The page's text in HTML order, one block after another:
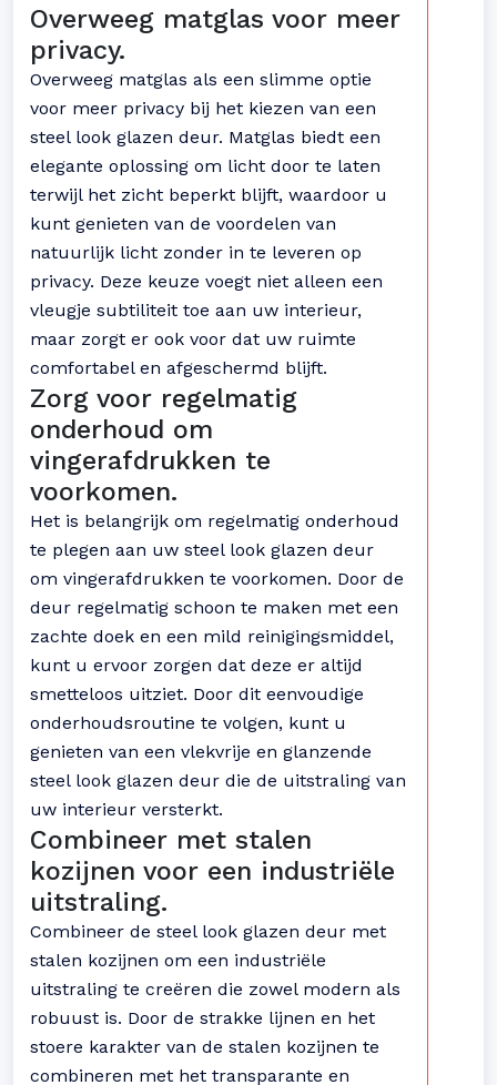
Overweeg matglas voor meer
privacy.
Overweeg matglas als een slimme optie
voor meer privacy bij het kiezen van een
steel look glazen deur. Matglas biedt een
elegante oplossing om licht door te laten
terwijl het zicht beperkt blijft, waardoor u
kunt genieten van de voordelen van
natuurlijk licht zonder in te leveren op
privacy. Deze keuze voegt niet alleen een
vleugje subtiliteit toe aan uw interieur,
maar zorgt er ook voor dat uw ruimte
comfortabel en afgeschermd blijft.
Zorg voor regelmatig
onderhoud om
vingerafdrukken te
voorkomen.
Het is belangrijk om regelmatig onderhoud
te plegen aan uw steel look glazen deur
om vingerafdrukken te voorkomen. Door de
deur regelmatig schoon te maken met een
zachte doek en een mild reinigingsmiddel,
kunt u ervoor zorgen dat deze er altijd
smetteloos uitziet. Door dit eenvoudige
onderhoudsroutine te volgen, kunt u
genieten van een vlekvrije en glanzende
steel look glazen deur die de uitstraling van
uw interieur versterkt.
Combineer met stalen
kozijnen voor een industriële
uitstraling.
Combineer de steel look glazen deur met
stalen kozijnen om een ​​industriële
uitstraling te creëren die zowel modern als
robuust is. Door de strakke lijnen en het
stoere karakter van de stalen kozijnen te
combineren met het transparante en